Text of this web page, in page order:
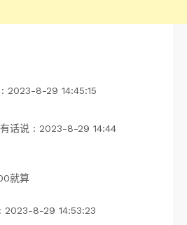
2023-8-29 14:45:15
话说 : 2023-8-29 14:44
就算
2023-8-29 14:53:23